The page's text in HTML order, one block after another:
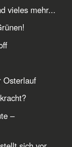
vieles mehr...
Osterlauf
–